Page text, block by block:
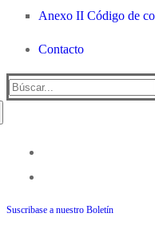
Anexo II Código de
Contacto
Suscribase a nuestro Boletín